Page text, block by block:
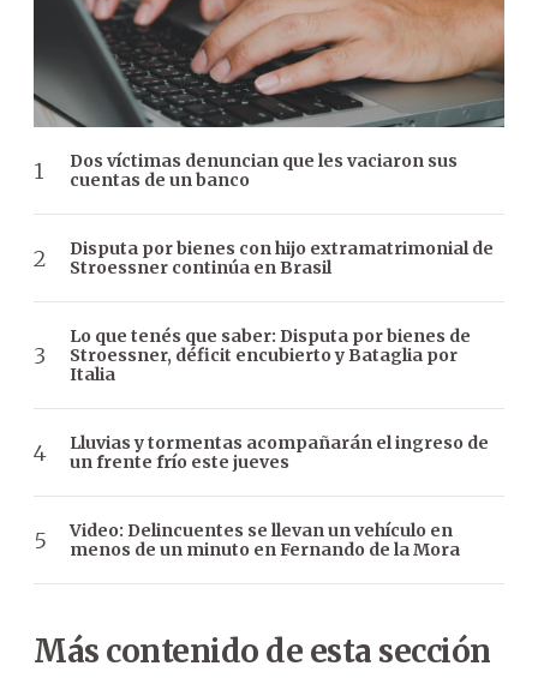
Dos víctimas denuncian que les vaciaron sus
cuentas de un banco
Disputa por bienes con hijo extramatrimonial de
Stroessner continúa en Brasil
Lo que tenés que saber: Disputa por bienes de
Stroessner, déficit encubierto y Bataglia por
Italia
Lluvias y tormentas acompañarán el ingreso de
un frente frío este jueves
Video: Delincuentes se llevan un vehículo en
menos de un minuto en Fernando de la Mora
Más contenido de esta sección